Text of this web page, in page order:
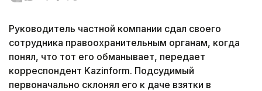
Руководитель частной компании сдал своего
сотрудника правоохранительным органам, когда
понял, что тот его обманывает, передает
корреспондент Kazinform. Подсудимый
первоначально склонял его к даче взятки в